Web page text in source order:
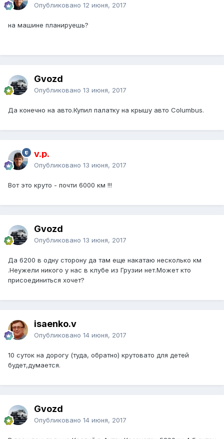
Опубликовано 12 июня, 2017
на машине планируешь?
Gvozd
Опубликовано 13 июня, 2017
Да конечно на авто.Купил палатку на крышу авто Сolumbus.
v.p.
Опубликовано 13 июня, 2017
Вот это круто - почти 6000 км !!!
Gvozd
Опубликовано 13 июня, 2017
Да 6200 в одну сторону да там еще накатаю несколько км
.Неужели никого у нас в клубе из Грузии нет.Может кто
присоединиться хочет?
isaenko.v
Опубликовано 14 июня, 2017
10 суток на дорогу (туда, обратно) крутовато для детей
будет,думается.
Gvozd
Опубликовано 14 июня, 2017